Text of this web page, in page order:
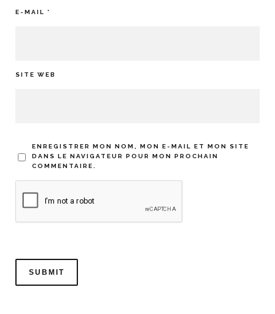
E-MAIL *
SITE WEB
ENREGISTRER MON NOM, MON E-MAIL ET MON SITE
DANS LE NAVIGATEUR POUR MON PROCHAIN
COMMENTAIRE.